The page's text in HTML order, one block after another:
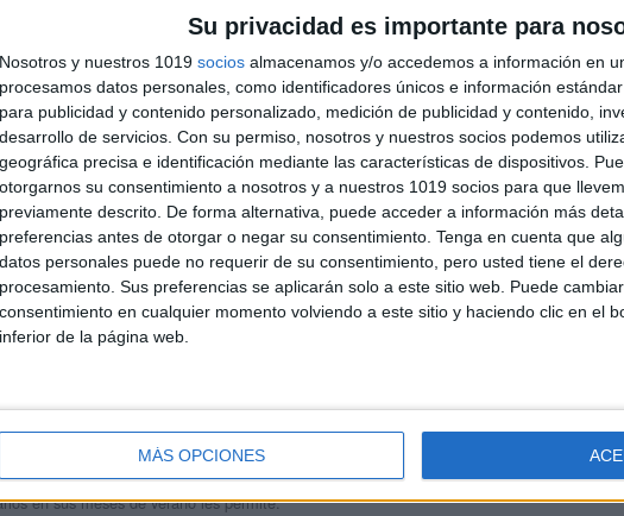
Su privacidad es importante para
Nosotros y nuestros 1019 socios almacenamos y/o accedemos a información en
procesamos datos personales, como identificadores únicos e información
para publicidad y contenido personalizado, medición de publicidad y contenido,
desarrollo de servicios. Con su permiso, nosotros y nuestros socios podemos
geográfica precisa e identificación mediante las características de dispositivos.
otorgarnos su consentimiento a nosotros y a nuestros 1019 socios para que
previamente descrito. De forma alternativa, puede acceder a información más
preferencias antes de otorgar o negar su consentimiento. Tenga en cuenta que
datos personales puede no requerir de su consentimiento, pero usted tiene el
procesamiento. Sus preferencias se aplicarán solo a este sitio web. Puede
consentimiento en cualquier momento volviendo a este sitio y haciendo clic en el
inferior de la página web.
MÁS OPCIONES
de orientacionandujar
Andújar no es solo un blog, es la apuesta personal de dos profesores Ginés y
que además de ser pareja, son los encargados de los contenidos que encontramos
blog y en el cual, vuelcan la mayor parte del tiempo, que sus tareas como docentes, y
en sus meses de verano les permite.